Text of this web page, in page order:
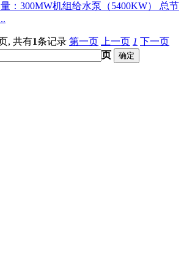
：300MW机组给水泵（5400KW） 总节
, 共有1条记录 第一页 上一页 1 下一页
页